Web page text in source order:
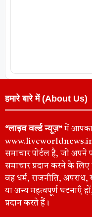
हमारे बारे में (About Us)
“लाइव वर्ल्ड न्यूज़”में आपका
www.liveworldnews.in
समाचार पोर्टल है, जो अपने
समाचार प्रदान करने के लिए
वह धर्म, राजनीति,
या अन्य महत्वपूर्ण घटनाएँ
प्रदान करते हैं।